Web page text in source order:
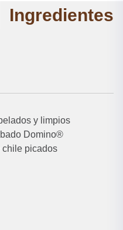
Ingredientes
y limpios
Domino®
chile picados